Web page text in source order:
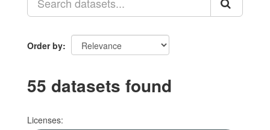
Order by
55 datasets found
Licenses: